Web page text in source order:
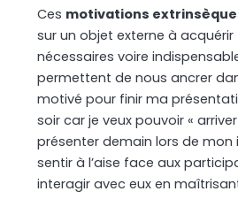
Ces motivations
sur un objet externe à
nécessaires voire
permettent de nous ancrer
motivé pour finir ma
soir car je veux pouvoir «
présenter demain lors de mon
sentir à l’aise face aux
interagir avec eux en